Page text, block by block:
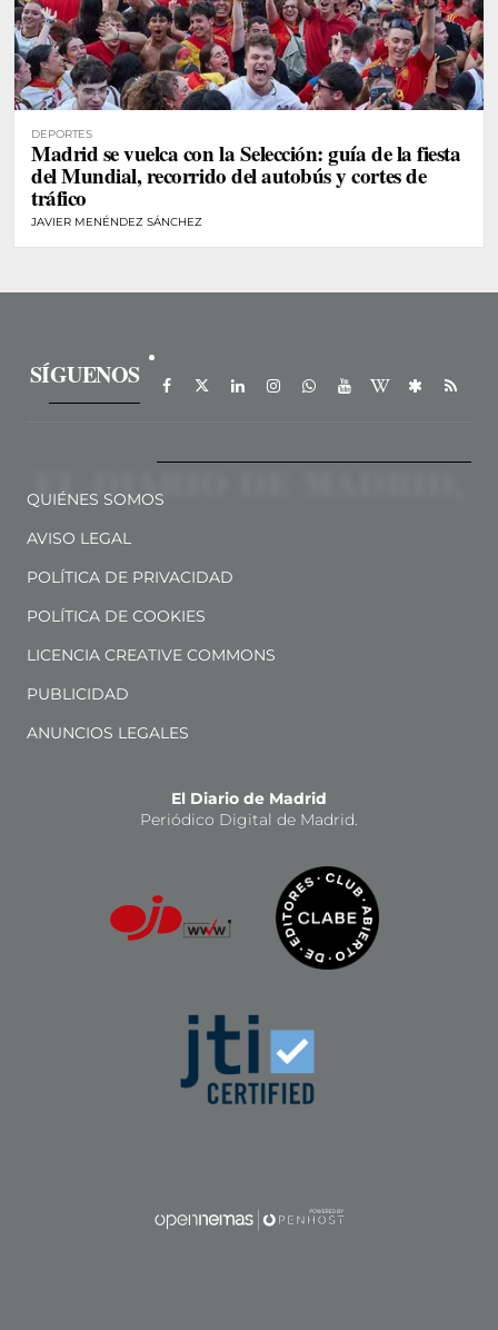
DEPORTES
Madrid se vuelca con la Selección: guía de la fiesta
del Mundial, recorrido del autobús y cortes de
tráfico
JAVIER MENÉNDEZ SÁNCHEZ
SÍGUENOS
QUIÉNES SOMOS
AVISO LEGAL
POLÍTICA DE PRIVACIDAD
POLÍTICA DE COOKIES
LICENCIA CREATIVE COMMONS
PUBLICIDAD
ANUNCIOS LEGALES
El Diario de Madrid
Periódico Digital de Madrid.